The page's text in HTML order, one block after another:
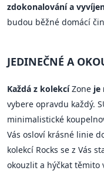
zdokonalování a
budou běžné domácí
JEDINEČNÉ A
Každá z kolekcíZone je
vybere opravdu každý.
minimalistické
Vás osloví krásné linie
kolekcí Rocks se z Vás
okouzlit a hýčkat těmito